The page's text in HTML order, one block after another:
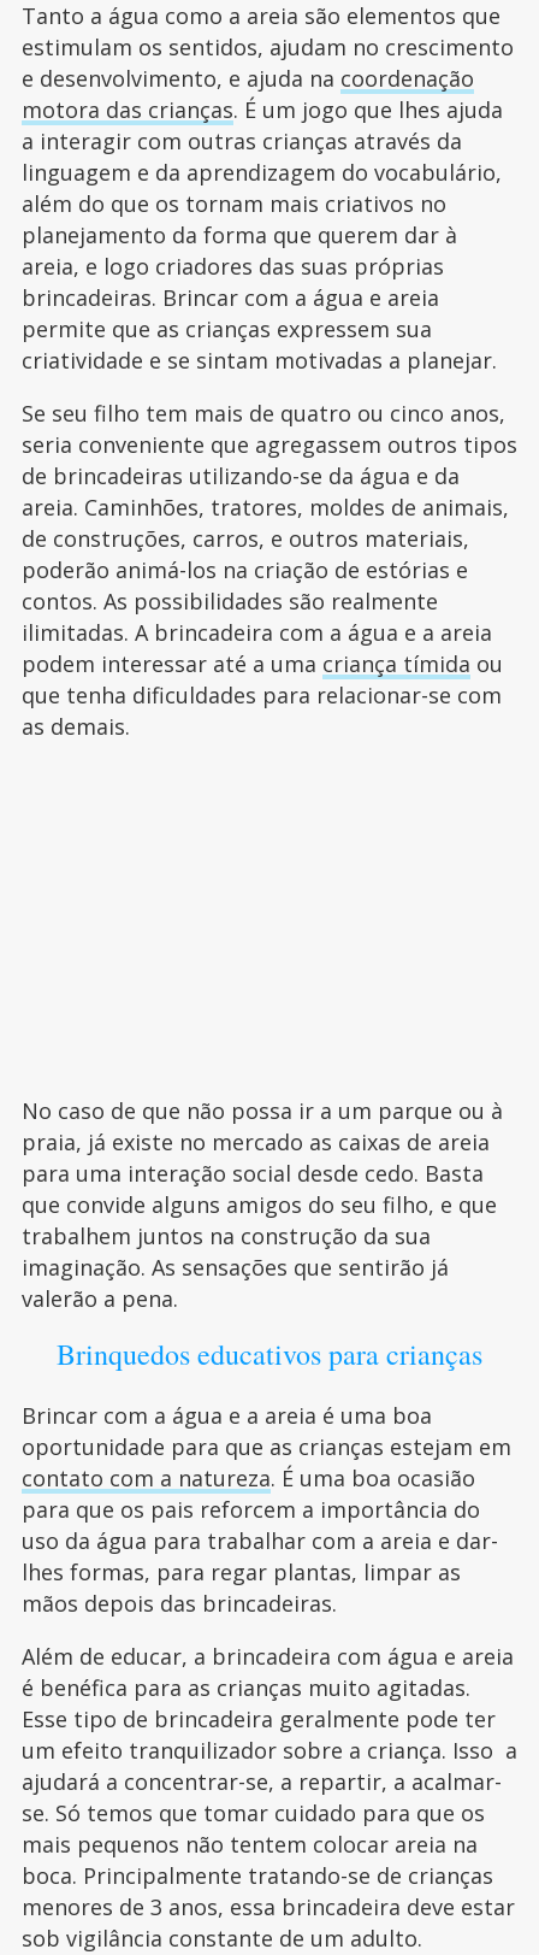
Tanto a água como a areia são elementos que
estimulam os sentidos, ajudam no crescimento
e desenvolvimento, e ajuda na coordenação
motora das crianças. É um jogo que lhes ajuda
a interagir com outras crianças através da
linguagem e da aprendizagem do vocabulário,
além do que os tornam mais criativos no
planejamento da forma que querem dar à
areia, e logo criadores das suas próprias
brincadeiras. Brincar com a água e areia
permite que as crianças expressem sua
criatividade e se sintam motivadas a planejar.
Se seu filho tem mais de quatro ou cinco anos,
seria conveniente que agregassem outros tipos
de brincadeiras utilizando-se da água e da
areia. Caminhões, tratores, moldes de animais,
de construções, carros, e outros materiais,
poderão animá-los na criação de estórias e
contos. As possibilidades são realmente
ilimitadas. A brincadeira com a água e a areia
podem interessar até a uma criança tímida ou
que tenha dificuldades para relacionar-se com
as demais.
No caso de que não possa ir a um parque ou à
praia, já existe no mercado as caixas de areia
para uma interação social desde cedo. Basta
que convide alguns amigos do seu filho, e que
trabalhem juntos na construção da sua
imaginação. As sensações que sentirão já
valerão a pena.
Brinquedos educativos para crianças
Brincar com a água e a areia é uma boa
oportunidade para que as crianças estejam em
contato com a natureza. É uma boa ocasião
para que os pais reforcem a importância do
uso da água para trabalhar com a areia e dar-
lhes formas, para regar plantas, limpar as
mãos depois das brincadeiras.
Além de educar, a brincadeira com água e areia
é benéfica para as crianças muito agitadas.
Esse tipo de brincadeira geralmente pode ter
um efeito tranquilizador sobre a criança. Isso a
ajudará a concentrar-se, a repartir, a acalmar-
se. Só temos que tomar cuidado para que os
mais pequenos não tentem colocar areia na
boca. Principalmente tratando-se de crianças
menores de 3 anos, essa brincadeira deve estar
sob vigilância constante de um adulto.